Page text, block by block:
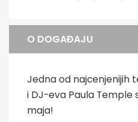
O DOGAĐAJU
Jedna od najcenjenijih
i DJ-eva Paula Temple
maja!